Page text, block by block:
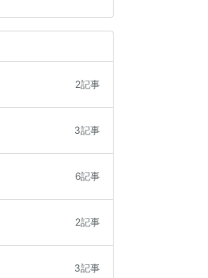
2記事
3記事
6記事
2記事
3記事